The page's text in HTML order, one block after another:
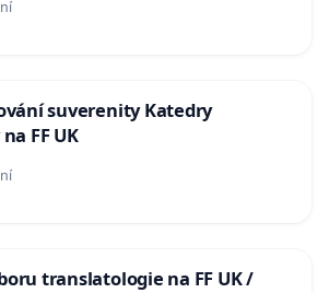
suverenity Katedry
FF UK
translatologie na FF UK /